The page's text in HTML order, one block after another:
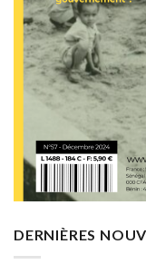
DERNIÈRES